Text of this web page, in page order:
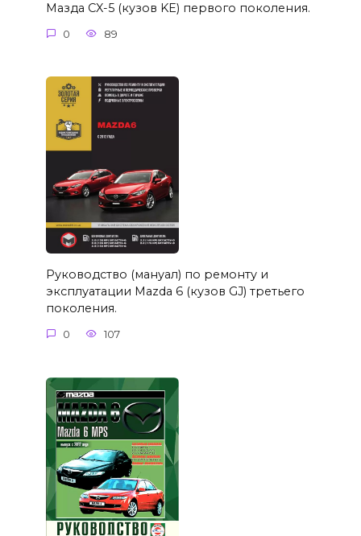
Мазда CX-5 (кузов KE) первого поколения.
0 89
Руководство (мануал) по ремонту и
эксплуатации Mazda 6 (кузов GJ) третьего
поколения.
0 107